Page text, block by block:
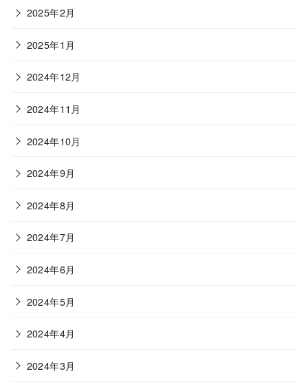
2025年2月
2025年1月
2024年12月
2024年11月
2024年10月
2024年9月
2024年8月
2024年7月
2024年6月
2024年5月
2024年4月
2024年3月